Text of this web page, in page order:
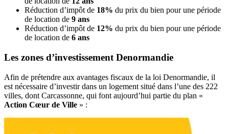
Réduction d’impôt de 18% du prix du bien pour une période
de location de 9 ans
Réduction d’impôt de 12% du prix du bien pour une période
de location de 6 ans
Les zones d’investissement Denormandie
Afin de prétendre aux avantages fiscaux de la loi Denormandie, il
est nécessaire d’investir dans un logement situé dans l’une des 222
villes, dont Carcassonne, qui font aujourd’hui partie du plan «
Action Cœur de Ville » :